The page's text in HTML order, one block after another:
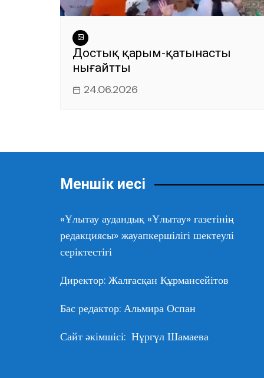
Достық қарым-қатынасты
нығайтты
24.06.2026
Меншік иесі
«Ұлытау аудандық «Ұлытау» газетінің
редакциясы» жауапкершілігі шектеулі
серіктестігі
Директор: Жалғасқан Құрмансейітов
Бас редактор: Альмира Оспан
Сайт әкімшісі: Нұргүл Шамаева